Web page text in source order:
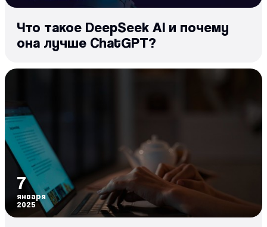
Что такое DeepSeek AI и почему
она лучше ChatGPT?
7
января
2025